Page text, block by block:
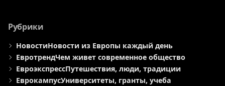
Рубрики
НовостиНовости из Европы каждый день
ЕвротрендЧем живет современное общество
ЕвроэкспрессПутешествия, люди, традиции
ЕврокампусУниверситеты, гранты, учеба